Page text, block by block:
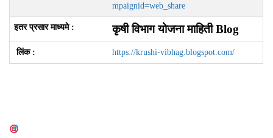
mpaignid=web_share
कृषी विभागयोजना माहिती Blog
https://krushi-vibhag.blogspot.com/